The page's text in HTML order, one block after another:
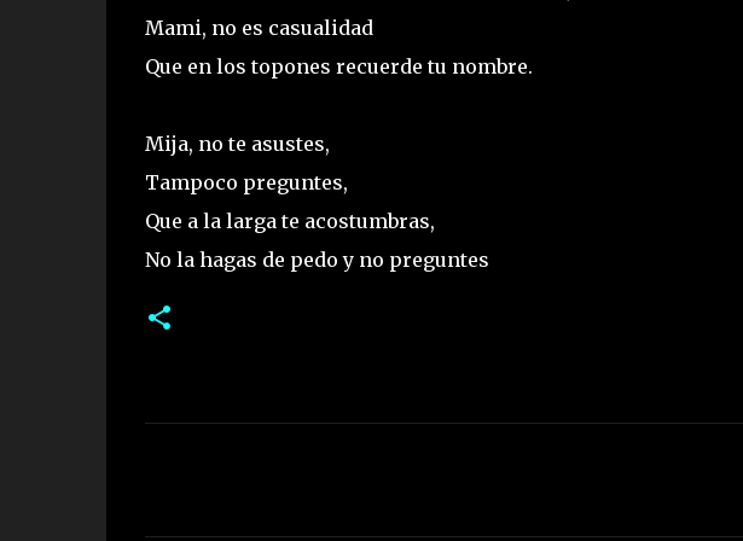
Mami, no es casualidad
Que en los topones recuerde tu nombre.
Mija, no te asustes,
Tampoco preguntes,
Que a la larga te acostumbras,
No la hagas de pedo y no preguntes